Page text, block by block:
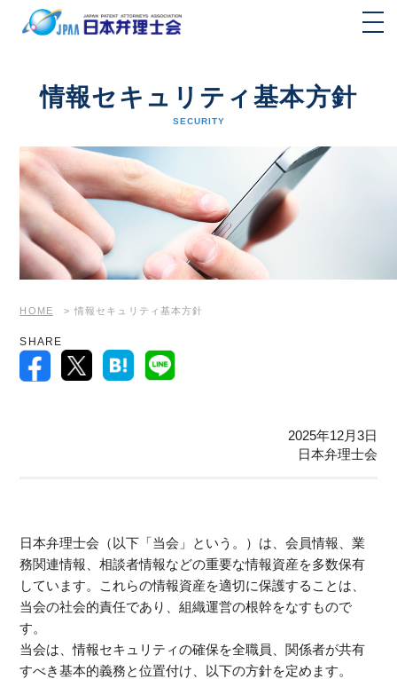
情報セキュリティ基本方針
SECURITY
HOME > 情報セキュリティ基本方針
SHARE
2025年12月3日
日本弁理士会
日本弁理士会（以下「当会」という。）は、会員情報、業
務関連情報、相談者情報などの重要な情報資産を多数保有
しています。これらの情報資産を適切に保護することは、
当会の社会的責任であり、組織運営の根幹をなすもので
す。
当会は、情報セキュリティの確保を全職員、関係者が共有
すべき基本的義務と位置付け、以下の方針を定めます。